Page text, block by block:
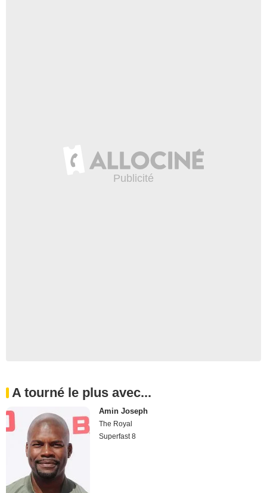
A tourné le plus avec...
Amin Joseph
The Royal
Superfast 8